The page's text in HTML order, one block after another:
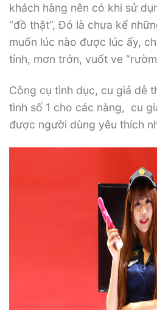
khách hàng nên có khi sử
“đồ thật”, Đó là chưa kể
muốn lúc nào được lúc ấy,
tỉnh, mơn trớn, vuốt ve
Công cụ tình dục, cu giả dễ
tình số 1 cho các nàng, cu
được người dùng yêu thích